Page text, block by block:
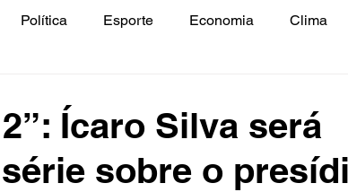
Política Esporte Economia Clima
Influencer Luto Artista Seleção
Ícaro Silva será
sobre o